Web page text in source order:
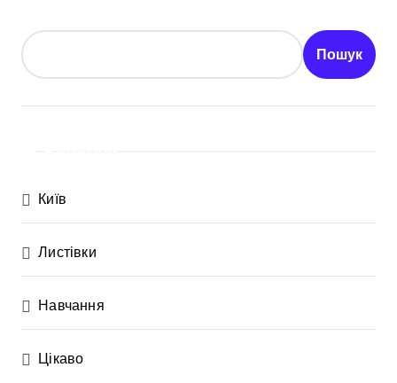
Пошук
Київ
Листівки
Навчання
Цікаво